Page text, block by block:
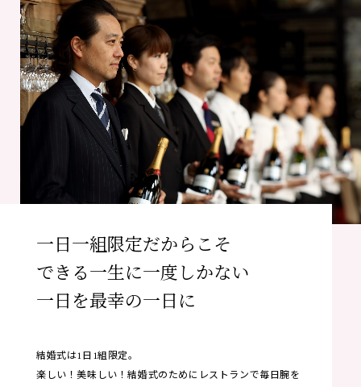
一日一組限定だからこそ
できる一生に一度しかない
一日を最幸の一日に
結婚式は1日1組限定。
楽しい！美味しい！結婚式のためにレストランで毎日腕を